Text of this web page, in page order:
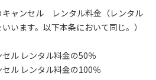
キャンセル レンタル料金（レンタル
います。以下本条において同じ。）
セル レンタル料金の50％
セル レンタル料金の100％